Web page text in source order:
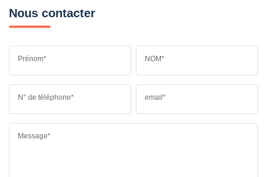
Nous contacter
Prénom* NOM*
N° de téléphone* email*
Message*